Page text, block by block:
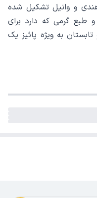
و وانیل تشکیل شده
طبع گرمی که دارد برای
به ویژه پائیز یک